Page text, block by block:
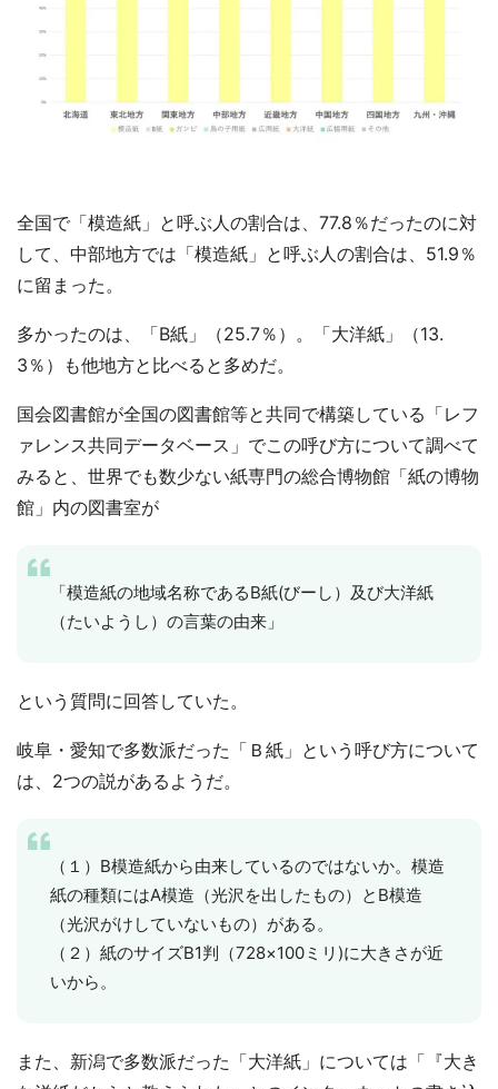
全国で「模造紙」と呼ぶ人の割合は、77.8％だったのに対
して、中部地方では「模造紙」と呼ぶ人の割合は、51.9％
に留まった。
多かったのは、「B紙」（25.7％）。「大洋紙」（13.
3％）も他地方と比べると多めだ。
国会図書館が全国の図書館等と共同で構築している「レフ
ァレンス共同データベース」でこの呼び方について調べて
みると、世界でも数少ない紙専門の総合博物館「紙の博物
館」内の図書室が
「模造紙の地域名称であるB紙(びーし）及び大洋紙
（たいようし）の言葉の由来」
という質問に回答していた。
岐阜・愛知で多数派だった「Ｂ紙」という呼び方について
は、2つの説があるようだ。
（１）B模造紙から由来しているのではないか。模造
紙の種類にはA模造（光沢を出したもの）とB模造
（光沢がけしていないもの）がある。
（２）紙のサイズB1判（728×100ミリ)に大きさが近
いから。
また、新潟で多数派だった「大洋紙」については「『大き